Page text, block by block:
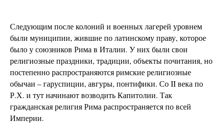
Следующим после колоний и военных лагерей уровнем
были муниципии, жившие по латинскому праву, которое
было у союзников Рима в Италии. У них были свои
религиозные праздники, традиции, объекты почитания, но
постепенно распространяются римские религиозные
обычаи – гаруспиции, авгуры, понтифики. Со II века по
Р.Х. и тут начинают возводить Капитолии. Так
гражданская религия Рима распространяется по всей
Империи.